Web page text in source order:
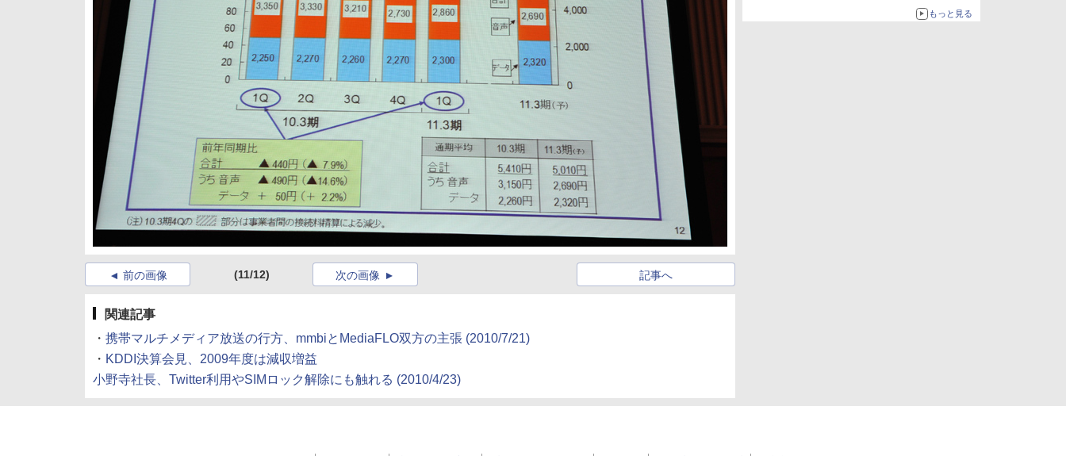
もっと見る
前の画像 (11/12) 記事へ
次の画像
関連記事
・ 携帯マルチメディア放送の行方、mmbiとMediaFLO双方の主張 (2010/7/21)
・ KDDI決算会見、2009年度は減収増益
小野寺社長、Twitter利用やSIMロック解除にも触れる (2010/4/23)